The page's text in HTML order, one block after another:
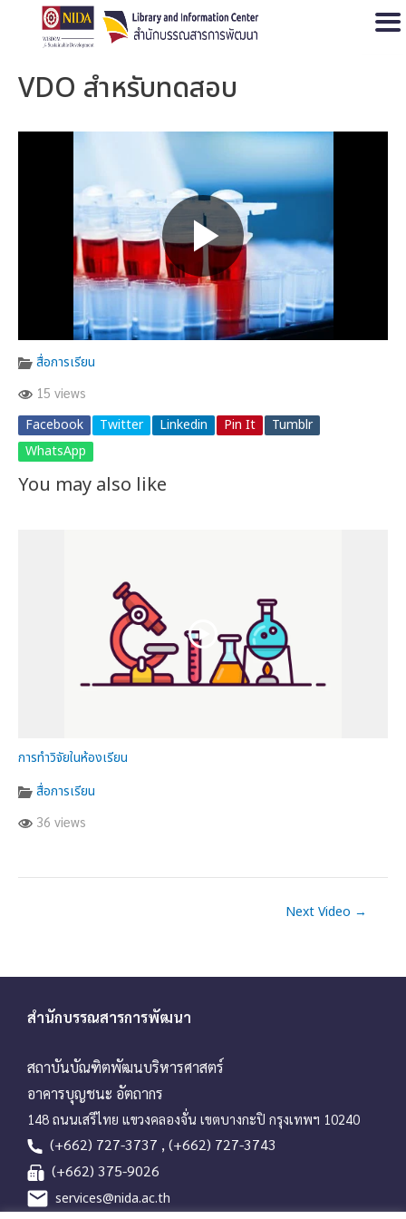
VDO สำหรับทดสอบ
สื่อการเรียน
15 views
Facebook Twitter Linkedin Pin It
Tumblr
WhatsApp
You may also like
การทำวิจัยในห้องเรียน
สื่อการเรียน
36 views
Next Video →
สำนักบรรณสารการพัฒนา
สถาบันบัณฑิตพัฒนบริหารศาสตร์
อาคารบุญชนะ อัตถากร
148 ถนนเสรีไทย แขวงคลองจั่น เขตบางกะปิ กรุงเทพฯ 10240
(+662) 727-3737 , (+662) 727-3743
(+662) 375-9026
services@nida.ac.th